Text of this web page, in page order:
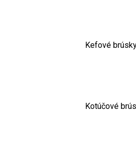
Kefové
Kotúčové